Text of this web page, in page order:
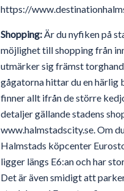
https://
Shopping:Är du nyfiken på
möjlighet till shopping från
utmärker sig främst
gågatorna hittar du en härlig
finner allt ifrån de större
detaljer gällande stadens
www.halmstadscity.se. Om
Halmstads köpcenter
ligger längs E6:an och har
Det är även smidigt att